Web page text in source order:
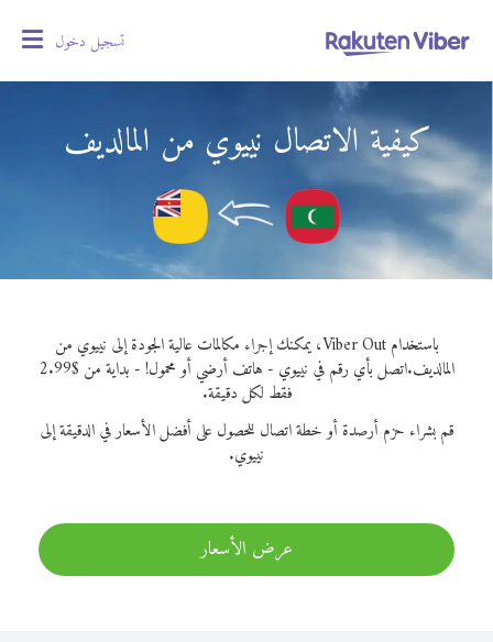
تسجيل دخول
كيفية الاتصال نييوي من المالديف
باستخدام Viber Out، يمكنك إجراء مكالمات عالية الجودة إلى نييوي من
المالديف.
اتصل بأي رقم في نييوي - هاتف أرضي أو محمول! - بداية من $2.99
فقط لكل دقيقة.
قم بشراء حزم أرصدة أو خطة اتصال للحصول على أفضل الأسعار في الدقيقة إلى
نييوي.
عرض الأسعار